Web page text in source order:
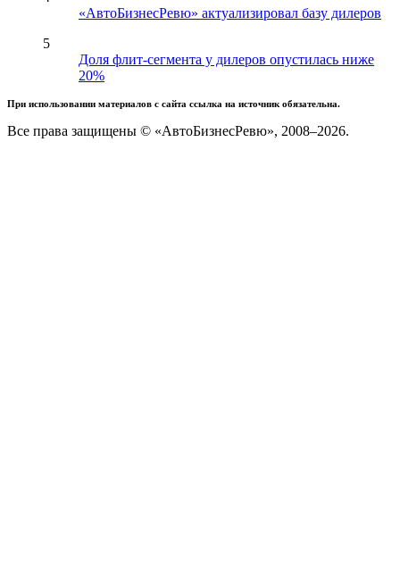
«АвтоБизнесРевю» актуализировал базу дилеров
5
Доля флит-сегмента у дилеров опустилась ниже
20%
При использовании материалов с сайта ссылка на источник обязательна.
Все права защищены © «АвтоБизнесРевю», 2008–2026.